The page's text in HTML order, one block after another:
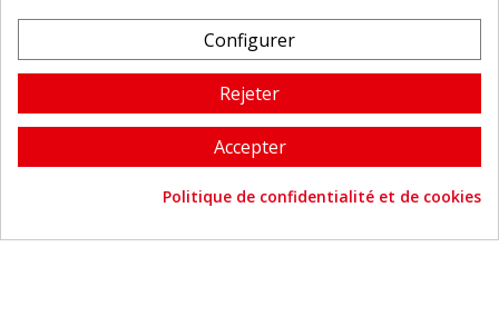
Coordonnées
493 Chemin de Catougnac
contact@cuirenstock.com
Configurer
Rejeter
Accepter
Politique de confidentialité et de cookies